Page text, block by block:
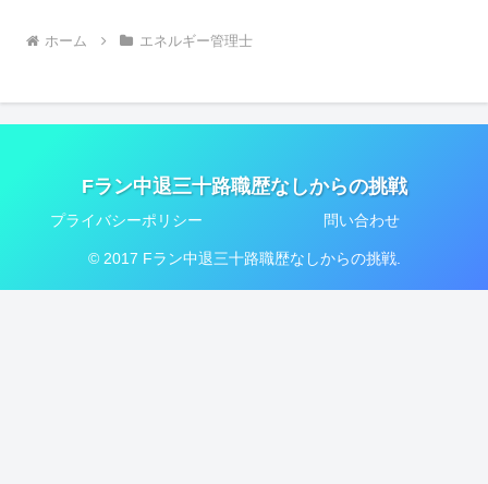
ホーム エネルギー管理士
Fラン中退三十路職歴なしからの挑戦
プライバシーポリシー 問い合わせ
© 2017 Fラン中退三十路職歴なしからの挑戦.